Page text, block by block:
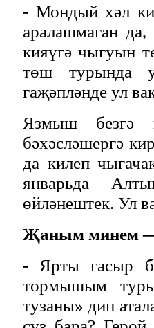
- Мондый хәл
аралашмаган
кияүгә чыгуын
төш турында
гаҗәпләнде ул
Язмыш безгә
бәхәсләшергә
да килеп
январьда
өйләнештек. Ул
Җаным минем
- Ярты гасыр
тормышым
тузаны» дип